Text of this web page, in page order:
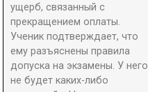
ущерб, связанный с
прекращением оплаты.
Ученик подтверждает, что
ему разъяснены правила
допуска на экзамены. У него
не будет каких-либо